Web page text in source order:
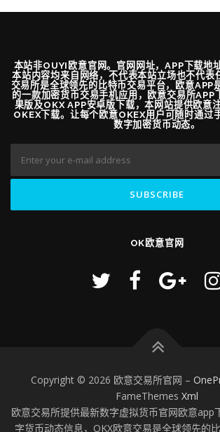
本站非OUYI欧意官网。官网网址，APP下载地
本站内容均来自网络，不代表本站立场也不代表
交易所是全球领先的比特币交易平台，欧意APP
的一款加密货币交易手机应用，欧意交易所APP
果版及OKX APP安卓版下载，本网站提供欧意
OKEX下载。让每个欧意OKEX用户可随时通过
数字加密货币动态。
OK欧意官网
Copyright © 2026 欧意交易所官网 –
FameThemes Xml
欧意交易所提供最新数字虚拟货币官网欧意app
字货币动态信息，OKX欧意交易是全球领先的